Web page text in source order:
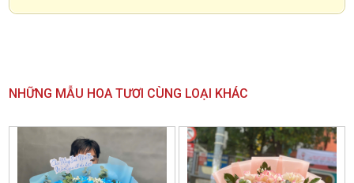
NHỮNG MẪU HOA TƯƠI CÙNG LOẠI KHÁC